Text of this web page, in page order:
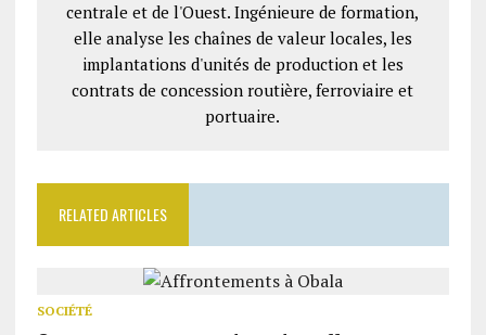
centrale et de l'Ouest. Ingénieure de formation,
elle analyse les chaînes de valeur locales, les
implantations d'unités de production et les
contrats de concession routière, ferroviaire et
portuaire.
RELATED ARTICLES
SOCIÉTÉ